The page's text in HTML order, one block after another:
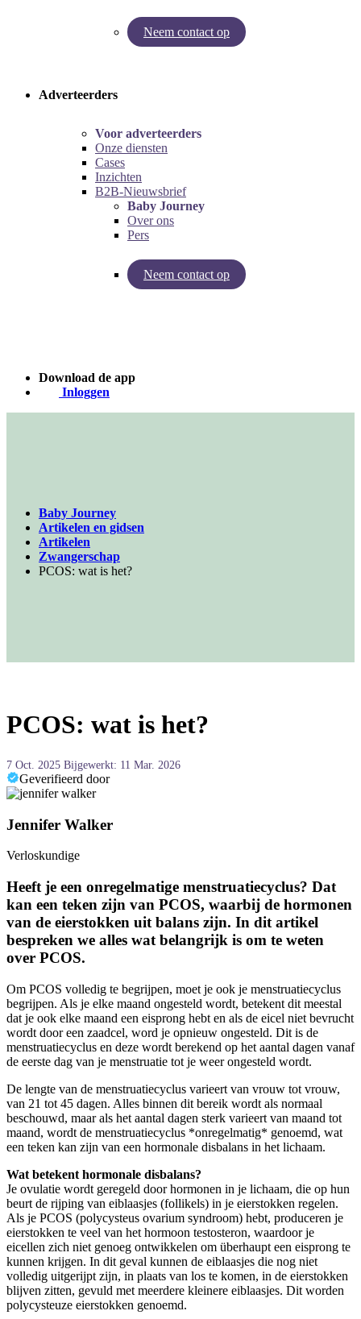
Neem contact op
Try our pregnancy calculator!
Adverteerders
Voor adverteerders
Onze diensten
Cases
Inzichten
B2B-Nieuwsbrief
Baby Journey
Over ons
Pers
Neem contact op
Inzichten van Baby Journey
Download de app
Inloggen
Baby Journey
Artikelen en gidsen
Artikelen
Zwangerschap
PCOS: wat is het?
PCOS: wat is het?
7 Oct. 2025 Bijgewerkt: 11 Mar. 2026
Geverifieerd door
Jennifer Walker
Verloskundige
Heeft je een onregelmatige menstruatiecyclus? Dat
kan een teken zijn van PCOS, waarbij de hormonen
van de eierstokken uit balans zijn. In dit artikel
bespreken we alles wat belangrijk is om te weten
over PCOS.
Om PCOS volledig te begrijpen, moet je ook je menstruatiecyclus
begrijpen. Als je elke maand ongesteld wordt, betekent dit meestal
dat je ook elke maand een eisprong hebt en als de eicel niet bevrucht
wordt door een zaadcel, word je opnieuw ongesteld. Dit is de
menstruatiecyclus en deze wordt berekend op het aantal dagen vanaf
de eerste dag van je menstruatie tot je weer ongesteld wordt.
De lengte van de menstruatiecyclus varieert van vrouw tot vrouw,
van 21 tot 45 dagen. Alles binnen dit bereik wordt als normaal
beschouwd, maar als het aantal dagen sterk varieert van maand tot
maand, wordt de menstruatiecyclus *onregelmatig* genoemd, wat
een teken kan zijn van een hormonale disbalans in het lichaam.
Wat betekent hormonale disbalans?
Je ovulatie wordt geregeld door hormonen in je lichaam, die op hun
beurt de rijping van eiblaasjes (follikels) in je eierstokken regelen.
Als je PCOS (polycysteus ovarium syndroom) hebt, produceren je
eierstokken te veel van het hormoon testosteron, waardoor je
eicellen zich niet genoeg ontwikkelen om überhaupt een eisprong te
kunnen krijgen. In dit geval kunnen de eiblaasjes die nog niet
volledig uitgerijpt zijn, in plaats van los te komen, in de eierstokken
blijven zitten, gevuld met meerdere kleinere eiblaasjes. Dit worden
polycysteuze eierstokken genoemd.